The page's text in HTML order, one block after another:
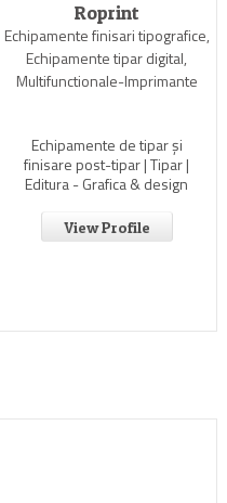
Roprint
Echipamente finisari tipografice,
Echipamente tipar digital,
Multifunctionale-Imprimante
Echipamente de tipar și
finisare post-tipar | Tipar |
Editura - Grafica & design
View Profile